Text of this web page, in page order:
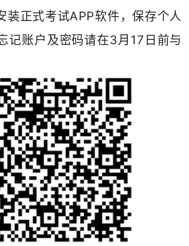
装正式考试APP软件，保存个人
记账户及密码请在3月17日前与